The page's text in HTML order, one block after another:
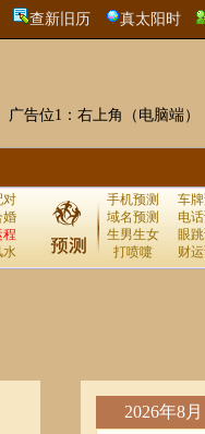
查新旧历 真太阳时
广告位1：右上角（电脑端）
对
婚
程
水
手机预测 车
域名预测
电
生男生女
眼
打喷嚏
财
2026年8月